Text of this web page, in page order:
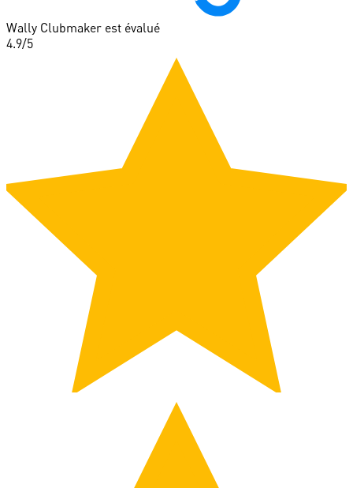
Wally Clubmaker est évalué
4.9/5